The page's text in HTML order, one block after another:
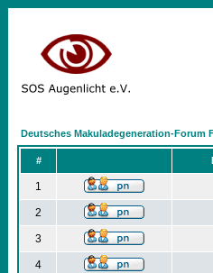
Deutsches Makuladegeneration-Forum
#
1
2
3
4